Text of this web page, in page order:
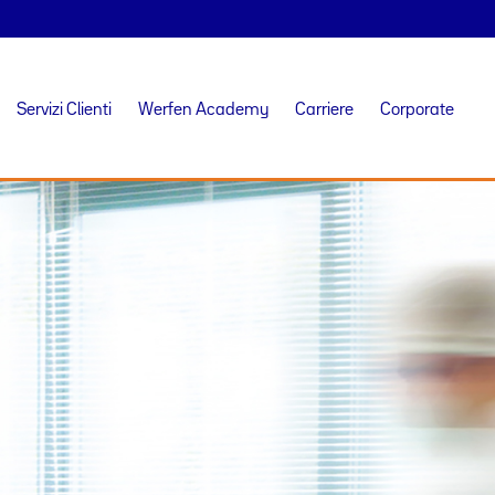
Servizi Clienti Werfen Academy Carriere Corporate